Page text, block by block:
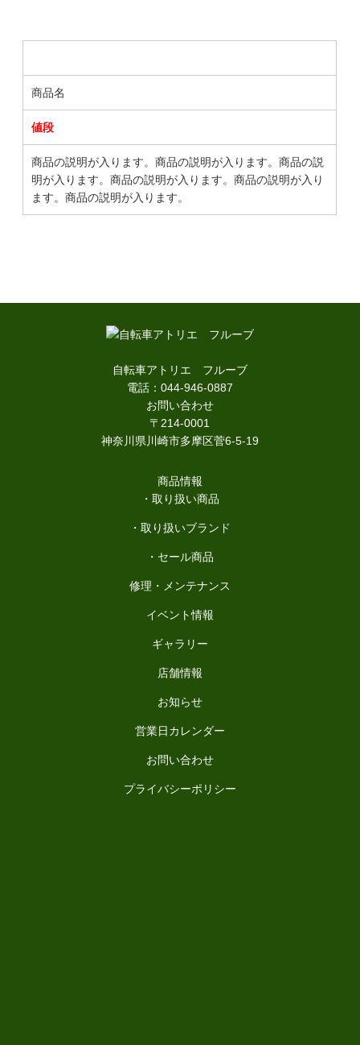
商品名
値段
商品の説明が入ります。商品の説明が入ります。商品の説
明が入ります。商品の説明が入ります。商品の説明が入り
ます。商品の説明が入ります。
自転車アトリエ フルーブ
電話：044-946-0887
お問い合わせ
〒214-0001
神奈川県川崎市多摩区菅6-5-19
商品情報
・取り扱い商品
・取り扱いブランド
・セール商品
修理・メンテナンス
イベント情報
ギャラリー
店舗情報
お知らせ
営業日カレンダー
お問い合わせ
プライバシーポリシー